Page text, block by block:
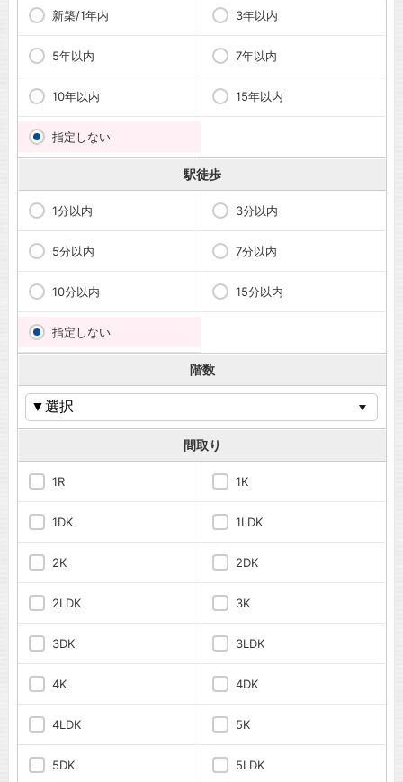
新築/1年内 3年以内
5年以内 7年以内
10年以内 15年以内
指定しない
駅徒歩
1分以内 3分以内
5分以内 7分以内
10分以内 15分以内
指定しない
階数
間取り
1R 1K
1DK 1LDK
2K 2DK
2LDK 3K
3DK 3LDK
4K 4DK
4LDK 5K
5DK 5LDK